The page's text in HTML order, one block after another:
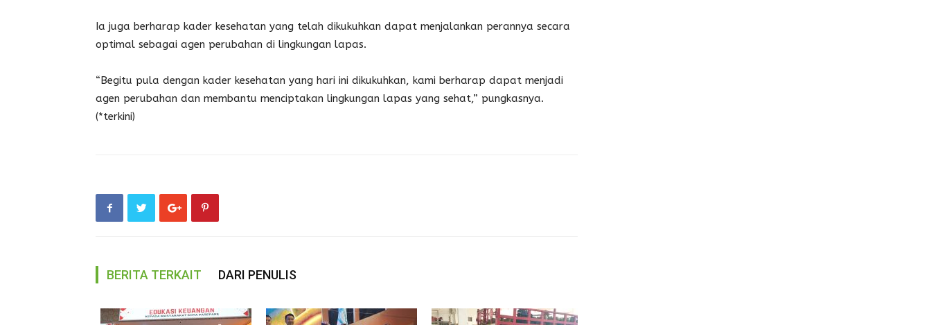
Ia juga berharap kader kesehatan yang telah dikukuhkan dapat menjalankan perannya secara
optimal sebagai agen perubahan di lingkungan lapas.
“Begitu pula dengan kader kesehatan yang hari ini dikukuhkan, kami berharap dapat menjadi
agen perubahan dan membantu menciptakan lingkungan lapas yang sehat,” pungkasnya.
(*terkini)
BERITA TERKAIT DARI PENULIS